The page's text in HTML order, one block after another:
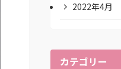
2022年4月
カテゴリー